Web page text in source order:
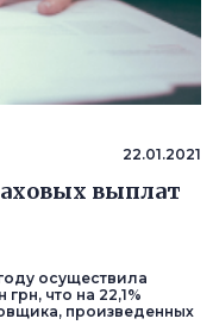
22.01.2021
выплат
осуществила
что на 22,1%
произведенных